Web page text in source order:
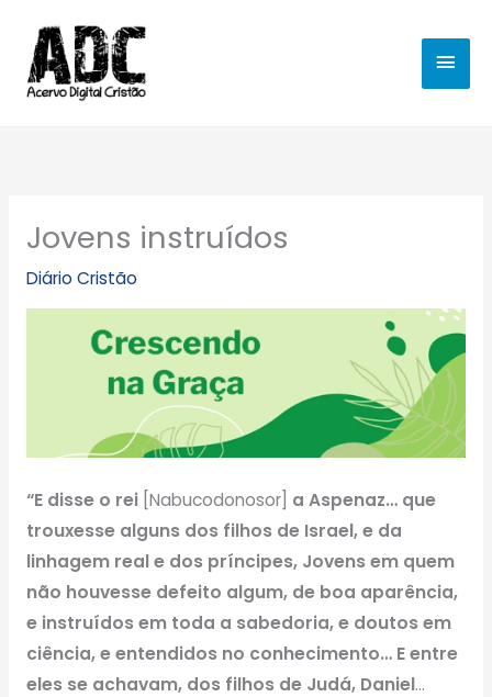
para
conteúdo
Jovens instruídos
Diário Cristão
“E disse o rei [Nabucodonosor] a Aspenaz… que
trouxesse alguns dos filhos de Israel, e da
linhagem real e dos príncipes, Jovens em quem
não houvesse defeito algum, de boa aparência,
e instruídos em toda a sabedoria, e doutos em
ciência, e entendidos no conhecimento… E entre
eles se achavam, dos filhos de Judá, Daniel…